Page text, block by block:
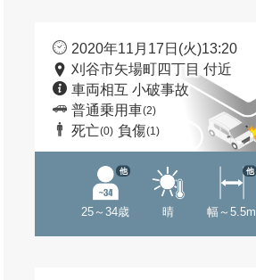
2020年11月17日(火)13:20
刈谷市矢場町四丁目 付近
車両相互 小破事故
普通乗用車(2)
死亡(0) 負傷(1)
25～34歳
他
晴 幅～5.5m
他